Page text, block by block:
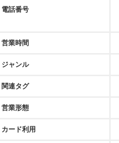
電話番号
営業時間
ジャンル
関連タグ
営業形態
カード利用